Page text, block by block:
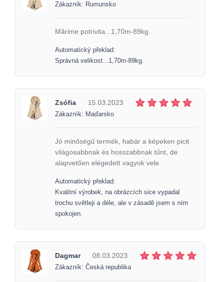
Zákazník: Rumunsko
Mărime potrivita...1,70m-89kg.
Automatický překlad:
Správná velikost...1,70m-89kg.
Zsófia 15.03.2023
Zákazník: Maďarsko
Jó minőségű termék, habár a képeken picit
világosabbnak és hosszabbnak tűnt, de
alapvetően elégedett vagyok vele.
Automatický překlad:
Kvalitní výrobek, na obrázcích sice vypadal
trochu světleji a déle, ale v zásadě jsem s ním
spokojen.
Dagmar 08.03.2023
Zákazník: Česká republika